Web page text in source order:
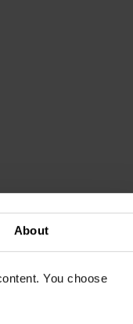
About
You choose